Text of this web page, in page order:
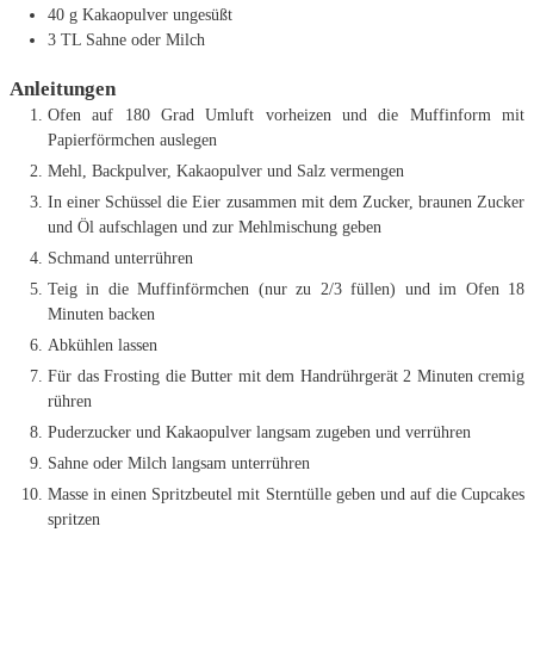
40 g Kakaopulver ungesüßt
3 TL Sahne oder Milch
Anleitungen
Ofen auf 180 Grad Umluft vorheizen und die Muffinform mit
Papierförmchen auslegen
Mehl, Backpulver, Kakaopulver und Salz vermengen
In einer Schüssel die Eier zusammen mit dem Zucker, braunen Zucker
und Öl aufschlagen und zur Mehlmischung geben
Schmand unterrühren
Teig in die Muffinförmchen (nur zu 2/3 füllen) und im Ofen 18
Minuten backen
Abkühlen lassen
Für das Frosting die Butter mit dem Handrührgerät 2 Minuten cremig
rühren
Puderzucker und Kakaopulver langsam zugeben und verrühren
Sahne oder Milch langsam unterrühren
Masse in einen Spritzbeutel mit Sterntülle geben und auf die Cupcakes
spritzen